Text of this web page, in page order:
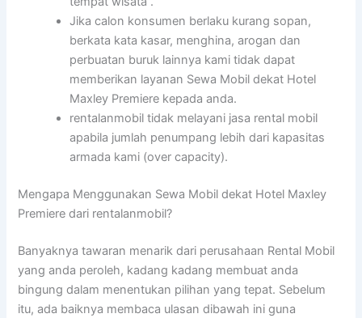
Jika calon konsumen berlaku kurang sopan,
berkata kata kasar, menghina, arogan dan
perbuatan buruk lainnya kami tidak dapat
memberikan layanan Sewa Mobil dekat Hotel
Maxley Premiere kepada anda.
rentalanmobil tidak melayani jasa rental mobil
apabila jumlah penumpang lebih dari kapasitas
armada kami (over capacity).
Mengapa Menggunakan Sewa Mobil dekat Hotel Maxley
Premiere dari rentalanmobil?
Banyaknya tawaran menarik dari perusahaan Rental Mobil
yang anda peroleh, kadang kadang membuat anda
bingung dalam menentukan pilihan yang tepat. Sebelum
itu, ada baiknya membaca ulasan dibawah ini guna